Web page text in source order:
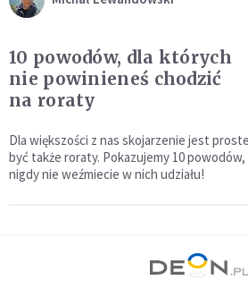
10 powodów, dla których
nie powinieneś chodzić
na roraty
Dla większości z nas skojarzenie jest
być także roraty. Pokazujemy 10
nigdy nie weźmiecie w nich udziału!